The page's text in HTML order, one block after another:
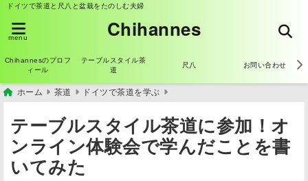
ドイツで茶道と尺八と盆栽をたのしむ夫婦
menu Chihannes
Chihannesのプロフ
ィール
テーブルスタイル茶
道
尺八 お問い合わせ
ホーム 茶道 ドイツで茶道を学ぶ
テーブルスタイル茶道に参加！オ
ンライン体験会で学んだことを書
いてみた